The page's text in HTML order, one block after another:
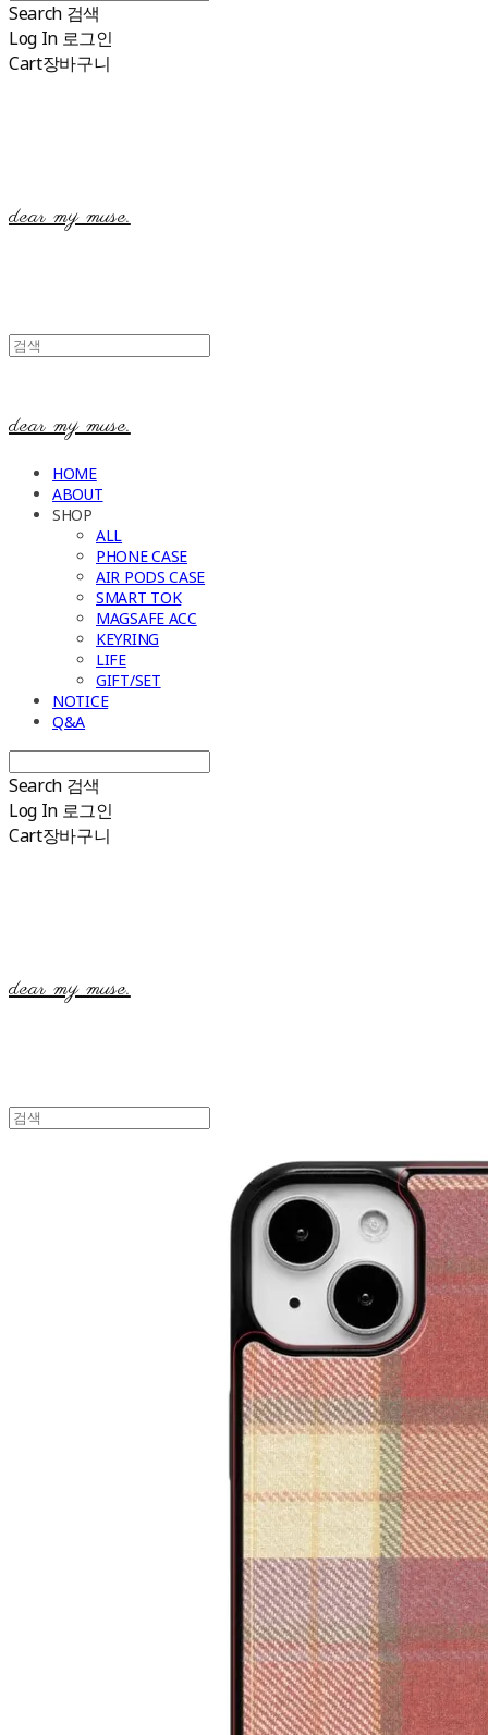
Search 검색
Log In 로그인
Cart장바구니
dear my muse.
dear my muse.
HOME
ABOUT
SHOP
ALL
PHONE CASE
AIR PODS CASE
SMART TOK
MAGSAFE ACC
KEYRING
LIFE
GIFT/SET
NOTICE
Q&A
Search 검색
Log In 로그인
Cart장바구니
dear my muse.